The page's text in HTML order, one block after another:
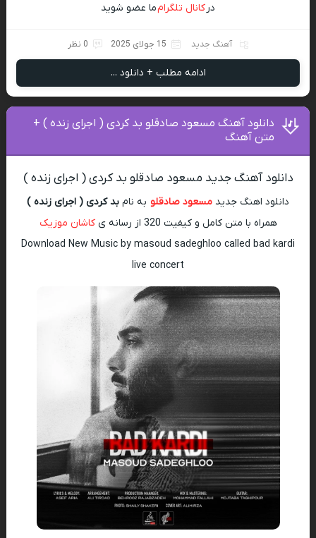
در کانال تلگرامما عضو شوید
آهنگ جدید 15 جولای 2025 0 نظر
ادامه مطلب + دانلود ...
دانلود آهنگ مسعود صادقلو بد کردی ( اجرای زنده ) +
متن آهنگ
دانلود آهنگ جدید مسعود صادقلو بد کردی ( اجرای زنده )
دانلود اهنگ جدید مسعود صادقلو به نام بد کردی ( اجرای زنده )
همراه با متن کامل و کیفیت 320 از رسانه ی
کاشان موزیک
Download New Music by masoud sadeghloo called bad kardi
live concert